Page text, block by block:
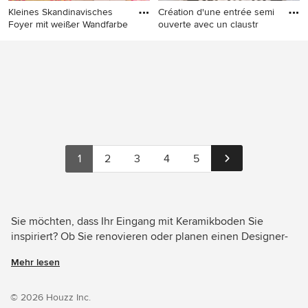
Kleines Skandinavisches
Foyer mit weißer Wandfarbe
Création d'une entrée semi
ouverte avec un claustr
1 2 3 4 5
Sie möchten, dass Ihr Eingang mit Keramikboden Sie
inspiriert? Ob Sie renovieren oder planen einen Designer-
Bilder der besten Designer, Inneneinrichter und
Büro und Architetto Matteo Dall'Asta. Sehen Sie sich Fotos
Mehr lesen
© 2026 Houzz Inc.